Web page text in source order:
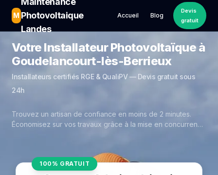
M Photovoltaique
Landes
Accueil Blog
Devis
gratuit
Votre Installateur Photovoltaïque à
Goudelancourt-lès-Berrieux
Installateurs certifiés RGE & QualiPV — Devis gratuit sous
24h
Trouvez un artisan de confiance en moins de 2 minutes.
Économisez sur vos travaux grâce à la mise en concurrence
100% GRATUIT